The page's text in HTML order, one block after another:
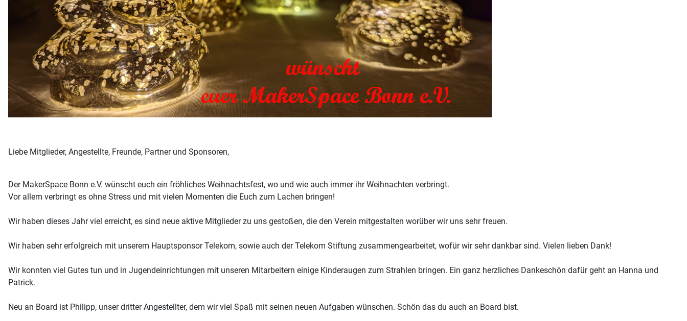
Liebe Mitglieder, Angestellte, Freunde, Partner und Sponsoren,
Der MakerSpace Bonn e.V. wünscht euch ein fröhliches Weihnachtsfest, wo und wie auch immer ihr Weihnachten verbringt.
Vor allem verbringt es ohne Stress und mit vielen Momenten die Euch zum Lachen bringen!
Wir haben dieses Jahr viel erreicht, es sind neue aktive Mitglieder zu uns gestoßen, die den Verein mitgestalten worüber wir uns sehr freuen.
Wir haben sehr erfolgreich mit unserem Hauptsponsor Telekom, sowie auch der Telekom Stiftung zusammengearbeitet, wofür wir sehr dankbar sind. Vielen lieben Dank!
Wir konnten viel Gutes tun und in Jugendeinrichtungen mit unseren Mitarbeitern einige Kinderaugen zum Strahlen bringen. Ein ganz herzliches Dankeschön dafür geht an Hanna und
Patrick.
Neu an Board ist Philipp, unser dritter Angestellter, dem wir viel Spaß mit seinen neuen Aufgaben wünschen. Schön das du auch an Board bist.